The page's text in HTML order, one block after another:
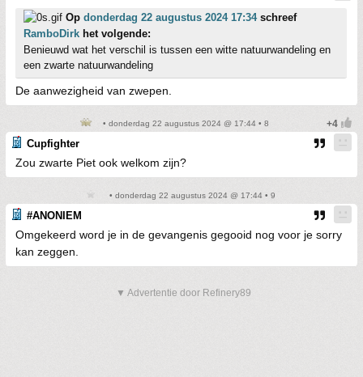
Op donderdag 22 augustus 2024 17:34schreef
RamboDirk het volgende:
Benieuwd wat het verschil is tussen een witte natuurwandeling en
een zwarte natuurwandeling
De aanwezigheid van zwepen.
• donderdag 22 augustus 2024 @ 17:44 • 8
Cupfighter
Zou zwarte Piet ook welkom zijn?
• donderdag 22 augustus 2024 @ 17:44 • 9
#ANONIEM
Omgekeerd word je in de gevangenis gegooid nog voor je sorry
kan zeggen.
▼ Advertentie door Refinery89